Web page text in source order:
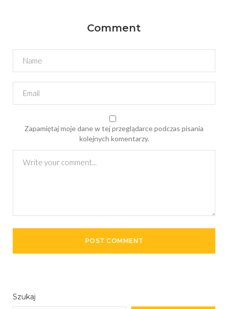
Comment
Zapamiętaj moje dane w tej przeglądarce podczas pisania
kolejnych komentarzy.
Szukaj